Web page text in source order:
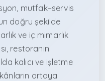
mutfak–servis
doğru şekilde
ve iç mimarlık
restoranın
kalıcı ve işletme
ortaya